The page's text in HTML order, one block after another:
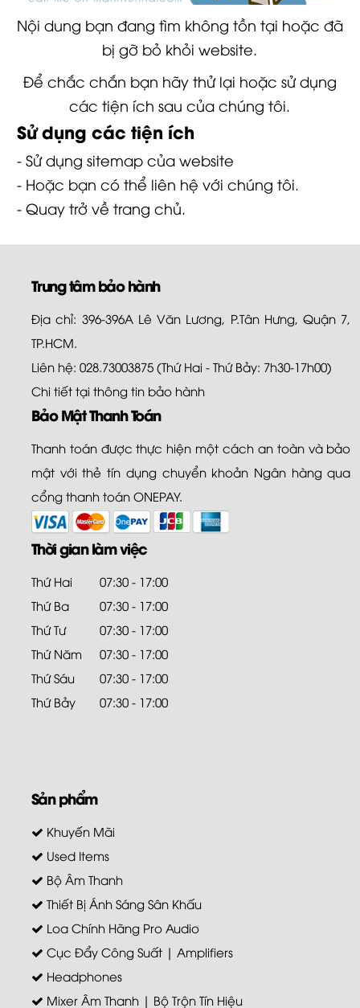
Nội dung bạn đang tìm không tồn tại hoặc đã
bị gỡ bỏ khỏi website.
Để chắc chắn bạn hãy thử lại hoặc sử dụng
các tiện ích sau của chúng tôi.
Sử dụng các tiện ích
- Sử dụng sitemapcủa website
- Hoặc bạn có thể liên hệ với chúng tôi.
- Quay trở về trang chủ.
Trung tâm bảo hành
Địa chỉ: 396-396A Lê Văn Lương, P.Tân Hưng, Quận 7,
TP.HCM.
Liên hệ: 028.73003875 (Thứ Hai - Thứ Bảy: 7h30-17h00)
Chi tiết tại thông tin bảo hành
Bảo Mật Thanh Toán
Thanh toán được thực hiện một cách an toàn và bảo
mật với thẻ tín dụng chuyển khoản Ngân hàng qua
cổng thanh toán ONEPAY.
Thời gian làm việc
Thứ Hai
07:30 - 17:00
Thứ Ba
07:30 - 17:00
Thứ Tư
07:30 - 17:00
Thứ Năm
07:30 - 17:00
Thứ Sáu
07:30 - 17:00
Thứ Bảy
07:30 - 17:00
Sản phẩm
Khuyến Mãi
Used Items
Bộ Âm Thanh
Thiết Bị Ánh Sáng Sân Khấu
Loa Chính Hãng Pro Audio
Cục Đẩy Công Suất | Amplifiers
Headphones
Mixer Âm Thanh | Bộ Trộn Tín Hiệu